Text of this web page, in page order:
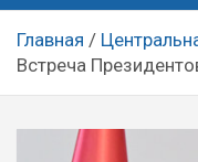
Главная
Встреча